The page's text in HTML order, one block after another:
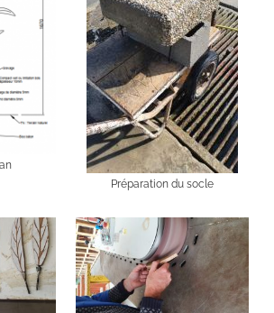
Préparation du socle